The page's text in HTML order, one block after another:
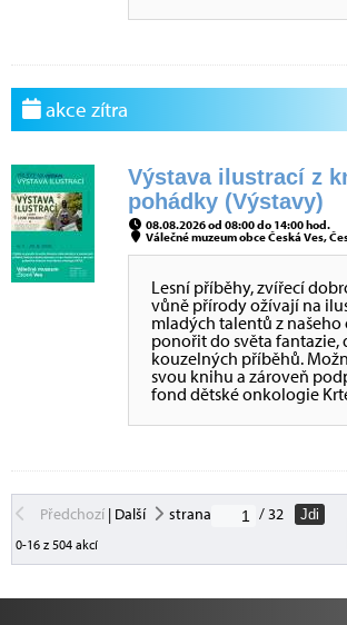
akce zítra
Výstava ilustrací z
pohádky (Výstavy)
08.08.2026 od 08:00 do 14:00 hod.
Válečné muzeum obce Česká Ves,
Lesní příběhy, zvířecí
vůně přírody ožívají na
mladých talentů z našeho
ponořit do světa fantazie,
kouzelných příběhů.
svou knihu a zároveň
fond dětské onkologie
Předchozí| Další strana / 32
Jdi
0-16 z 504 akcí